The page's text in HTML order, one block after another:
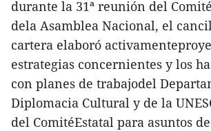
durante la 31ª reunión del
dela Asamblea Nacional, el
cartera elaboró
estrategias concernientes y los
con planes de trabajodel
Diplomacia Cultural y de la
del ComitéEstatal para asuntos